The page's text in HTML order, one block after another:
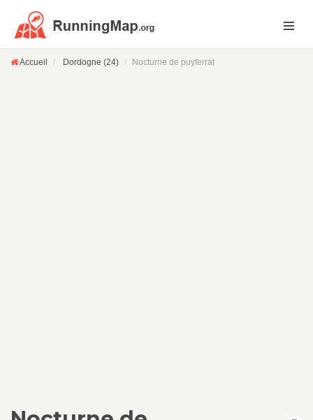
Accueil Dordogne (24) Nocturne de puyferrat